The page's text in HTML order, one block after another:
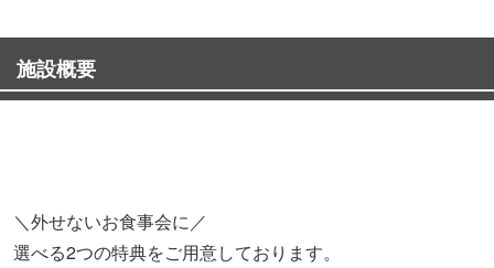
施設概要
＼外せないお食事会に／
選べる2つの特典をご用意しております。